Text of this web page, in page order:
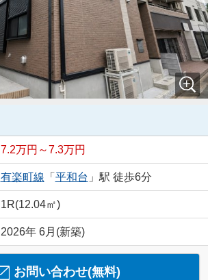
7.2万円～7.3万円
有楽町線 「 平和台 」駅 徒歩6分
1R(12.04㎡)
2026年 6月(新築)
お問い合わせ(無料)